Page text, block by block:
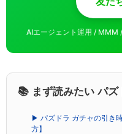
AIエージェント運用 / MMM
📚 まず読みたい パズ
▶ パズドラ ガチャの引き
方】